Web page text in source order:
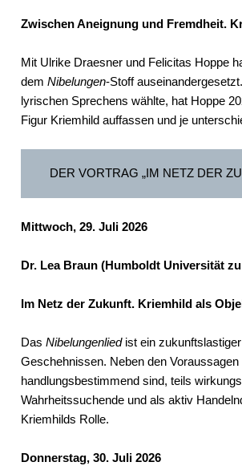
Zwischen Aneignung und Fremdheit.
Mit Ulrike Draesner und Felicitas Hoppe
dem Nibelungen-Stoff
lyrischen Sprechens wählte, hat Hoppe
Figur Kriemhild auffassen und je
DER VORTRAG „IM NETZ DER
Mittwoch, 29. Juli 2026
Dr. Lea Braun (Humboldt Universität
Im Netz der Zukunft. Kriemhild als
Das Nibelungenliedist ein
Geschehnissen. Neben den
handlungsbestimmend sind, teils
Wahrheitssuchende und als aktiv
Kriemhilds Rolle.
Donnerstag, 30. Juli 2026